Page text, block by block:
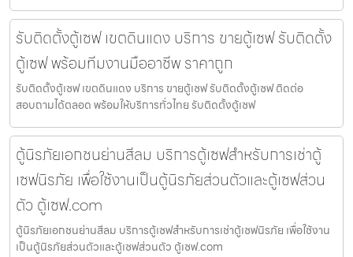
รับติดตั้งตู้เซฟ เขตดินแดง บริการ ขายตู้เซฟ รับติดตั้ง
ตู้เซฟ พร้อมทีมงานมืออาชีพ ราคาถูก
รับติดตั้งตู้เซฟ เขตดินแดง บริการ ขายตู้เซฟ รับติดตั้งตู้เซฟ ติดต่อ
สอบถามได้ตลอด พร้อมให้บริการทั่วไทย รับติดตั้งตู้เซฟ
ตู้นิรภัยเอกชนย่านสีลม บริการตู้เซฟสำหรับการเช่าตู้
เซฟนิรภัย เพื่อใช้งานเป็นตู้นิรภัยส่วนตัวและตู้เซฟส่วน
ตัว ตู้เซฟ.com
ตู้นิรภัยเอกชนย่านสีลม บริการตู้เซฟสำหรับการเช่าตู้เซฟนิรภัย เพื่อใช้งาน
เป็นตู้นิรภัยส่วนตัวและตู้เซฟส่วนตัว ตู้เซฟ.com